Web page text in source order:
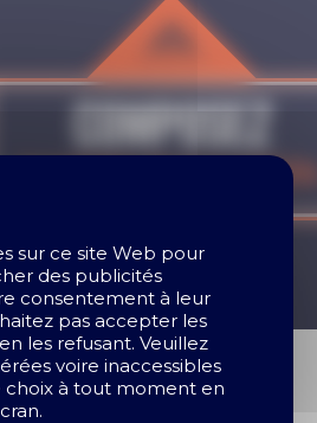
Composez
VOTRE BALLOTIN
SÉLECTIONNEZ votre Ballotin
Choisissez vos chocolats préférés
sur ce site Web pour
des publicités
consentement à leur
pas accepter les
les refusant. Veuillez
voire inaccessibles
choix à tout moment en